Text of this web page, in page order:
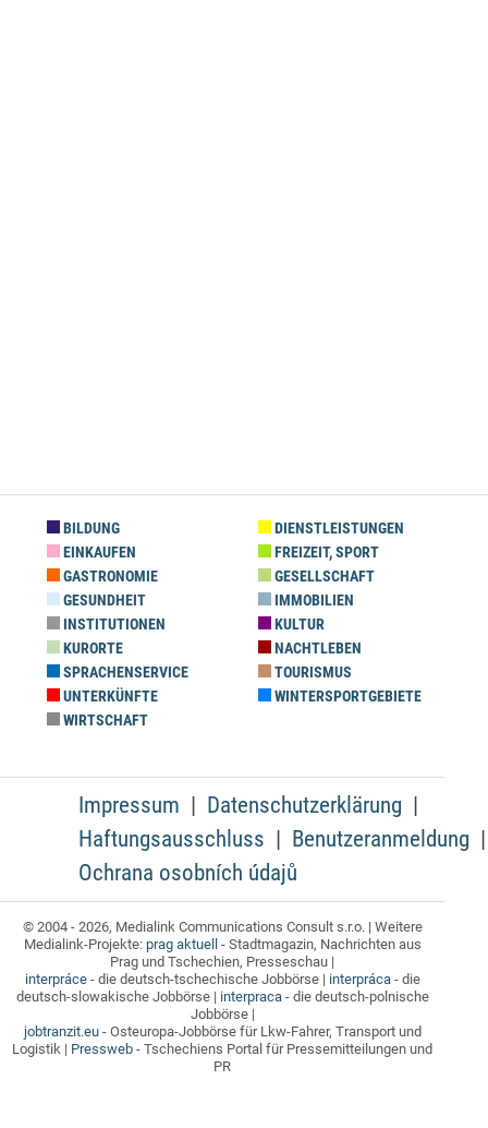
BILDUNG
DIENSTLEISTUNGEN
EINKAUFEN
FREIZEIT, SPORT
GASTRONOMIE
GESELLSCHAFT
GESUNDHEIT
IMMOBILIEN
INSTITUTIONEN
KULTUR
KURORTE
NACHTLEBEN
SPRACHENSERVICE
TOURISMUS
UNTERKÜNFTE
WINTERSPORTGEBIETE
WIRTSCHAFT
Impressum
Datenschutzerklärung
Haftungsausschluss
Benutzeranmeldung
Ochrana osobních údajů
© 2004 - 2026, Medialink Communications Consult s.r.o. | Weitere
Medialink-Projekte: prag aktuell - Stadtmagazin, Nachrichten aus
Prag und Tschechien, Presseschau |
interpráce- die deutsch-tschechische Jobbörse | interpráca- die
deutsch-slowakische Jobbörse | interpraca- die deutsch-polnische
Jobbörse |
jobtranzit.eu- Osteuropa-Jobbörse für Lkw-Fahrer, Transport und
Logistik | Pressweb - Tschechiens Portal für Pressemitteilungen und
PR